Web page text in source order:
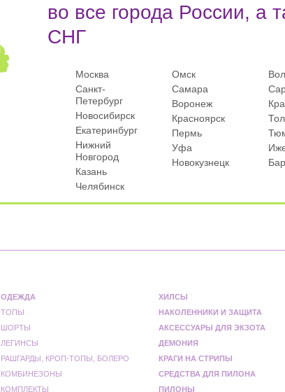
во все города России, а
СНГ
Москва
Санкт-
Петербург
Новосибирск
Екатеринбург
Нижний
Новгород
Казань
Челябинск
Омск
Самара
Воронеж
Красноярск
Пермь
Уфа
Новокузнецк
ОДЕЖДА
ТОПЫ
ШОРТЫ
ЛЕГИНСЫ
РАШГАРДЫ, КРОП-ТОПЫ, БОЛЕРО
КОМБИНЕЗОНЫ
КОМПЛЕКТЫ
ХИЛСЫ
НАКОЛЕННИКИ И ЗАЩИТА
АКСЕССУАРЫ ДЛЯ ЭКЗОТА
ДЕМОНИЯ
КРАГИ НА СТРИПЫ
СРЕДСТВА ДЛЯ ПИЛОНА
ПИЛОНЫ